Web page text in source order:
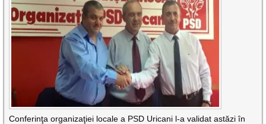
Conferinţa organizaţiei locale a PSD Uricani l-a validat astăzi în